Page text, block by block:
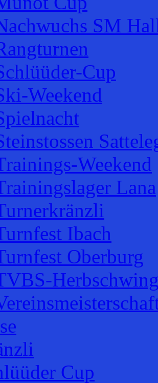
SM
Cup
Weekend
Weekend
Lana
Ibach
Oberburg
Cup